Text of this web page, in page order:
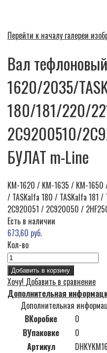
Перейти к началу галереи
Вал
1620/2035/
180/181/220/
2C9200510/
БУЛАТ m-Line
KM-1620 / KM-1635 / KM-
/ TASKalfa 180 / TASKalfa 181
2C920051 / 2C920050 /
Есть в наличии
673,60 руб.
Кол-во
Добавить в корзину
Хочу! Добавить в сравнение
Дополнительная
Дополнительная
ВКоробке
0
ВУпаковке
0
Артикул